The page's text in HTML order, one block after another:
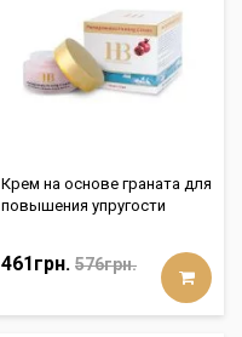
Крем на основе граната для
повышения упругости
461грн. 576грн.